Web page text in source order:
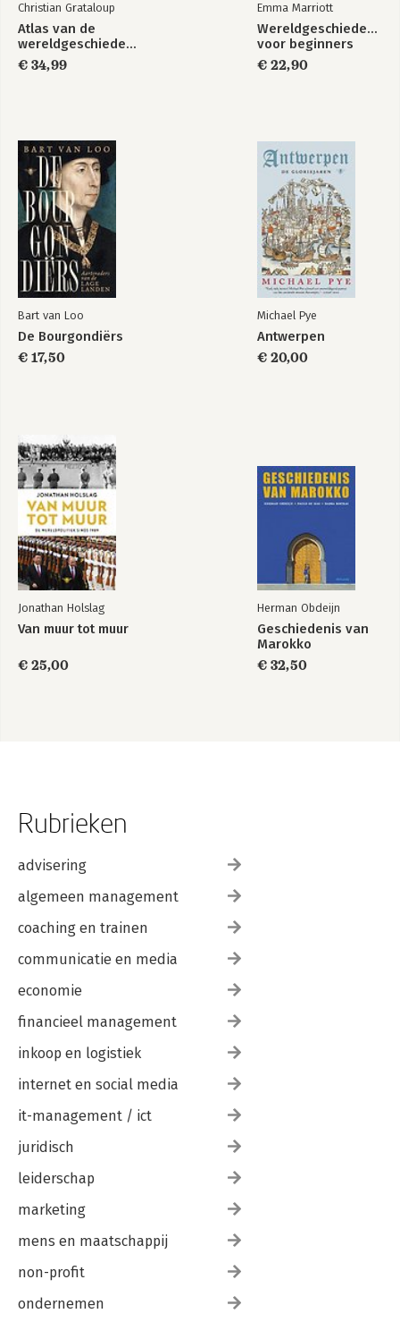
Christian Grataloup
Atlas van de
wereldgeschiedenis
€ 34,99
Emma Marriott
Wereldgeschiedenis
voor beginners
€ 22,90
Bart van Loo
De Bourgondiërs
€ 17,50
Michael Pye
Antwerpen
€ 20,00
Jonathan Holslag
Van muur tot muur
€ 25,00
Herman Obdeijn
Geschiedenis van
Marokko
€ 32,50
Rubrieken
advisering
algemeen management
coaching en trainen
communicatie en media
economie
financieel management
inkoop en logistiek
internet en social media
it-management / ict
juridisch
leiderschap
marketing
mens en maatschappij
non-profit
ondernemen